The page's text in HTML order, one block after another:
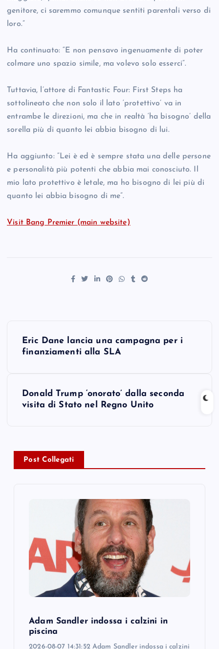
genitore, ci saremmo comunque sentiti parentali verso di
loro.”
Ha continuato: “E non pensavo ingenuamente di poter
colmare uno spazio simile, ma volevo solo esserci”.
Tuttavia, l’attore di Fantastic Four: First Steps ha
sottolineato che non solo il lato ‘protettivo’ va in
entrambe le direzioni, ma che in realtà ‘ha bisogno’ della
sorella più di quanto lei abbia bisogno di lui.
Ha aggiunto: “Lei è ed è sempre stata una delle persone
e personalità più potenti che abbia mai conosciuto. Il
mio lato protettivo è letale, ma ho bisogno di lei più di
quanto lei abbia bisogno di me”.
Visit Bang Premier (main website)
a
v
Eric Dane lancia una campagna per i
finanziamenti alla SLA
Donald Trump ‘onorato’ dalla seconda
visita di Stato nel Regno Unito
Post Collegati
Adam Sandler indossa i calzini in
piscina
2026-08-07 14:31:52 Adam Sandler indossa i calzini